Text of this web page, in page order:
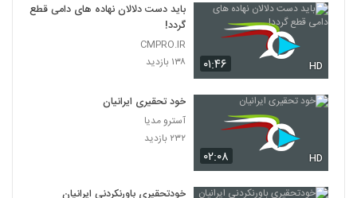
۰۱:۴۶ HD
باید دست دلالان نهاده های دامی قطع
گردد!
CMPRO.IR
۱۳۸ بازدید
۰۲:۰۸ HD
خود تحقیری ایرانیان
آسترو مدیا
۲۳۲ بازدید